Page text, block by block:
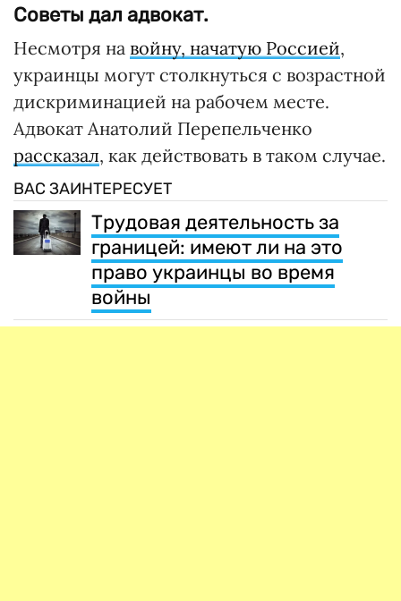
Советы дал адвокат.
Несмотря на войну, начатую Россией,
украинцы могут столкнуться с возрастной
дискриминацией на рабочем месте.
Адвокат Анатолий Перепельченко
рассказал, как действовать в таком случае.
ВАС ЗАИНТЕРЕСУЕТ
Трудовая деятельность за
границей: имеют ли на это
право украинцы во время
войны